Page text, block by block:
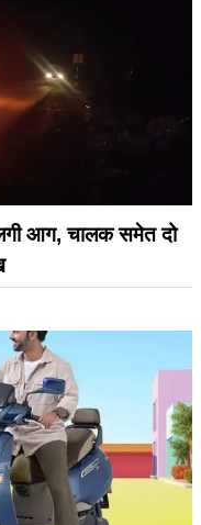
आग, चालक समेत दो